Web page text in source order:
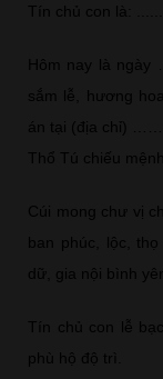
Tín chủ con là:
Hôm nay là
sắm lễ, hương
án tại (địa chỉ)
Thổ Tú chiếu mệnh:
Cúi mong chư vị
ban phúc, lộc,
dữ, gia nội bình
Tín chủ con lễ
phù hộ độ trì.